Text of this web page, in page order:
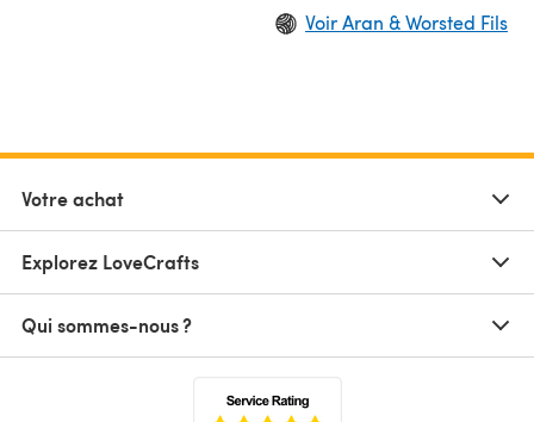
Voir Aran & Worsted Fils
Votre achat
Explorez LoveCrafts
Qui sommes-nous ?